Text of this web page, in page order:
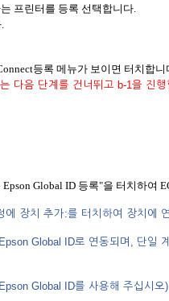
프린터를 등록 선택합니다.
등록 메뉴가 보이면 터치합니
다음 단계를 건너뛰고 b-1을 진행
Global ID 등록"을 터치하여
장치 추가:를 터치하여 장치에
Global ID로 연동되며, 단일
Global ID를 사용해 주십시오)